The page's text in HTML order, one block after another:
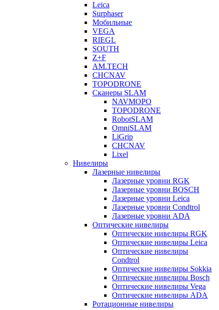
Leica
Surphaser
Мобильные
VEGA
RIEGL
SOUTH
Z+F
AM.TECH
CHCNAV
TOPODRONE
Сканеры SLAM
NAVMOPO
TOPODRONE
RobotSLAM
OmniSLAM
LiGrip
CHCNAV
Lixel
Нивелиры
Лазерные нивелиры
Лазерные уровни RGK
Лазерные уровни BOSCH
Лазерные уровни Leica
Лазерные уровни Condtrol
Лазерные уровни ADA
Оптические нивелиры
Оптические нивелиры RGK
Оптические нивелиры Leica
Оптические нивелиры
Condtrol
Оптические нивелиры Sokkia
Оптические нивелиры Bosch
Оптические нивелиры Vega
Оптические нивелиры ADA
Ротационные нивелиры